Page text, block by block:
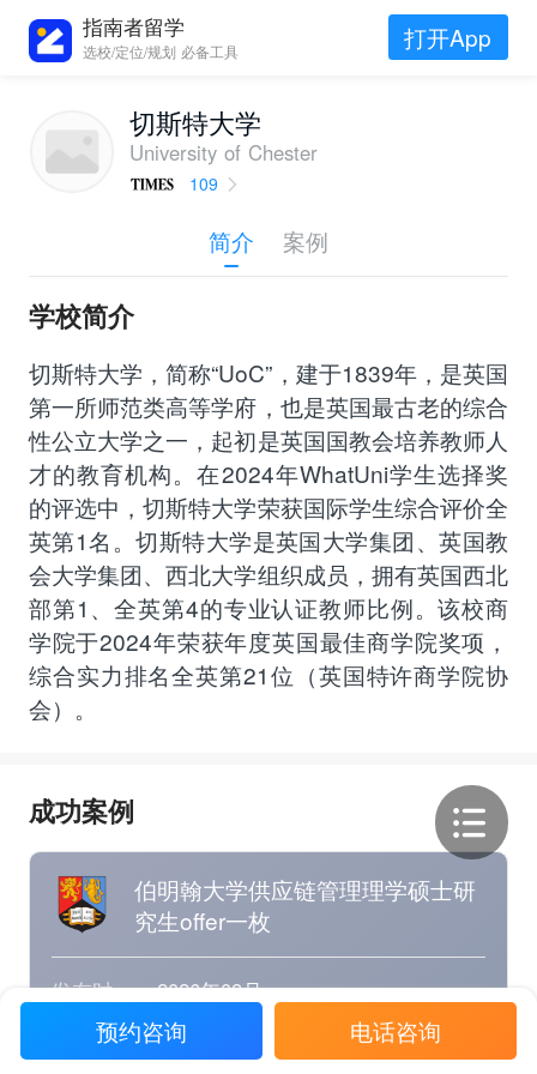
指南者留学
选校/定位/规划 必备工具 打开App
切斯特大学
University of Chester
109
简介 案例
学校简介
切斯特大学，简称“UoC”，建于1839年，是英国
第一所师范类高等学府，也是英国最古老的综合
性公立大学之一，起初是英国国教会培养教师人
才的教育机构。在2024年WhatUni学生选择奖
的评选中，切斯特大学荣获国际学生综合评价全
英第1名。切斯特大学是英国大学集团、英国教
会大学集团、西北大学组织成员，拥有英国西北
部第1、全英第4的专业认证教师比例。该校商
学院于2024年荣获年度英国最佳商学院奖项，
综合实力排名全英第21位（英国特许商学院协
会）。
成功案例
伯明翰大学供应链管理理学硕士研
究生offer一枚
发布时
2026年08月
学生姓
W同学
预约咨询 电话咨询